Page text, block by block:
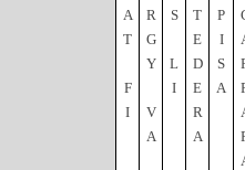
A
T
F
I
R
G
Y
V
A
S
L
I
T
E
D
E
R
A
P
I
S
A